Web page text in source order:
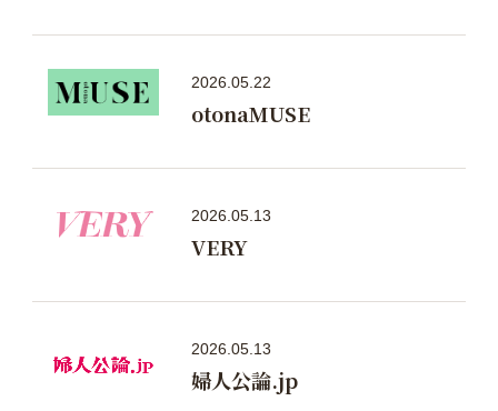
2026.05.22
otonaMUSE
2026.05.13
VERY
2026.05.13
婦人公論.jp